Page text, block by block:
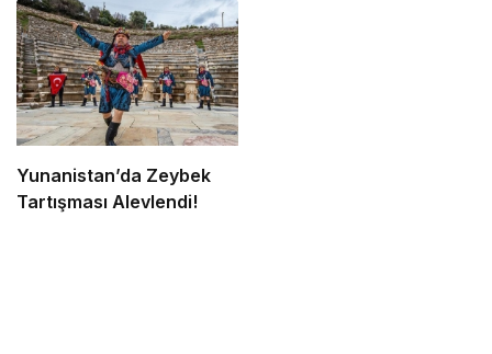
Yunanistan’da Zeybek
Tartışması Alevlendi!